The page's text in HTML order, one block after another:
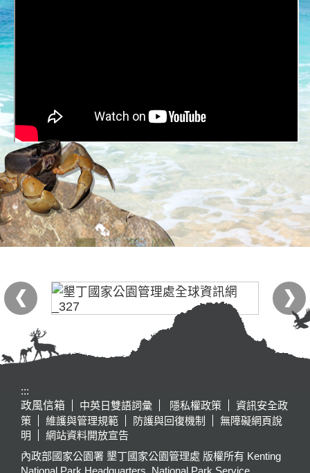
:::
政風信箱
中英日雙語詞彙 隱私權政策
資訊安全政
策
維護與管理規範 防護與回復機制
無障礙網頁說
明
網站資料開放宣告
內政部國家公園署 墾丁國家公園管理處 版權所有 Kenting
National Park Headquarters, National Park Service,